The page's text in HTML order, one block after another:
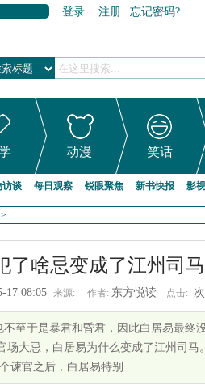
登录 注册 忘记密码?
动漫 笑话
访谈 每日观察 锐眼聚焦 新书快报 影
>
了啥忌变成了江州司马
17 08:05 来源: 作者: 东方悦读 点击: 次
至于是暴君和昏君，因此白居易最终
场大忌，白居易为什么变成了江州司马
谏官之后，白居易特别